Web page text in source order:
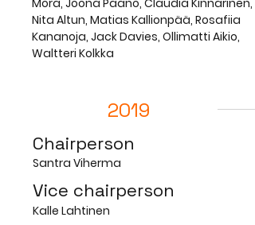
Mora, Joona Paano, Claudia Kinnarinen,
Nita Altun, Matias Kallionpää, Rosafiia
Kananoja, Jack Davies, Ollimatti Aikio,
Waltteri Kolkka
2019
Chairperson
Santra Viherma
Vice chairperson
Kalle Lahtinen